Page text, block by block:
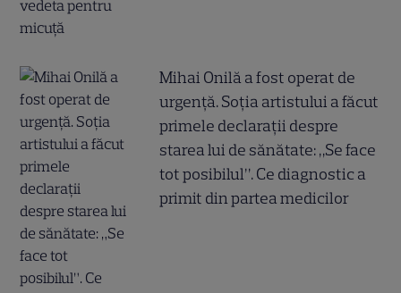
Mihai Onilă a fost operat de
urgență. Soția artistului a făcut
primele declarații despre
starea lui de sănătate: „Se face
tot posibilul”. Ce diagnostic a
primit din partea medicilor